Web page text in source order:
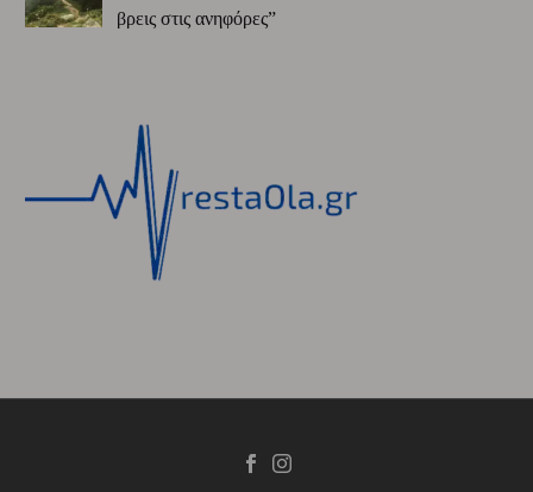
βρεις στις ανηφόρες”